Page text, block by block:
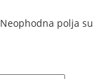
Neophodna polja su